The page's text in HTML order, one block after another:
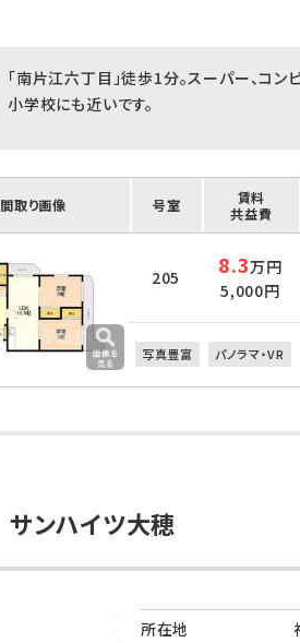
「南片江六丁目」徒歩1分。スーパー、コン
小学校にも近いです。
間取り画像 号室
賃料
共益費
205 8.3万円
5,000円
写真豊富 パノラマ・VR
サンハイツ大穂
所在地